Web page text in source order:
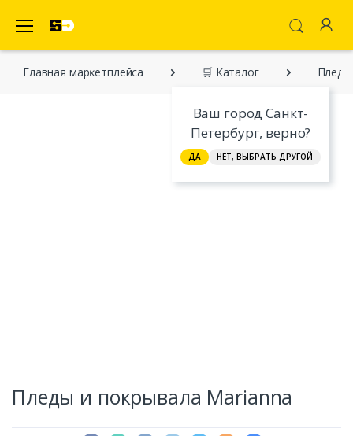
Ваш город Санкт-
Петербург, верно?
ДА НЕТ, ВЫБРАТЬ ДРУГОЙ
Главная марĸетплейса 🛒 Каталог
Пледы и покрывала Marianna